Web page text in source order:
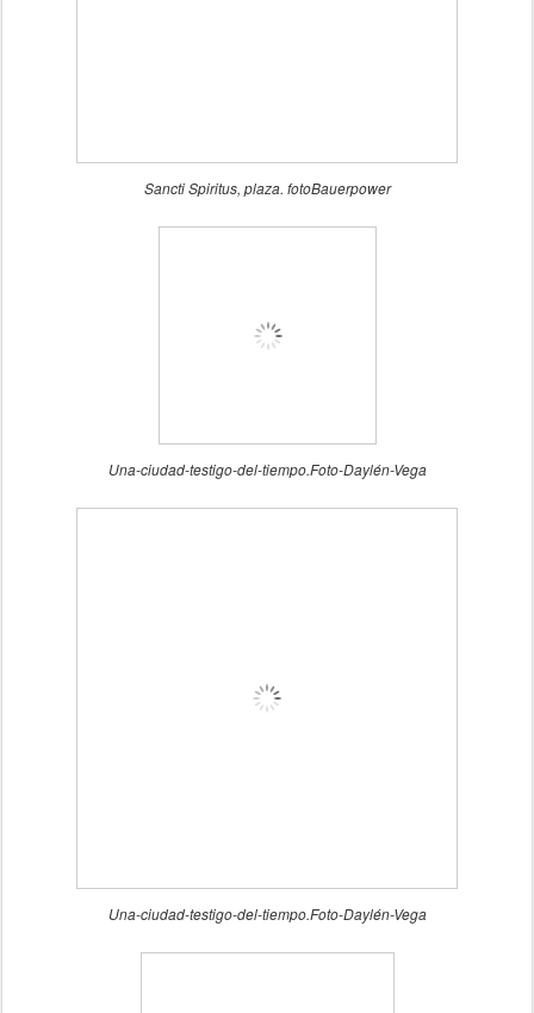
Sancti Spiritus, plaza. fotoBauerpower
Una-ciudad-testigo-del-tiempo.Foto-Daylén-Vega
Una-ciudad-testigo-del-tiempo.Foto-Daylén-Vega